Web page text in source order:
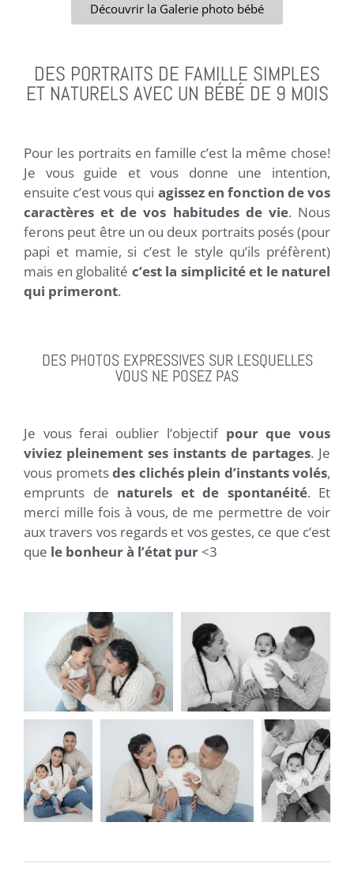
Découvrir la Galerie photo bébé
DES PORTRAITS DE FAMILLE SIMPLES
ET NATURELS AVEC UN BÉBÉ DE 9 MOIS
Pour les portraits en famille c’est la même chose!
Je vous guide et vous donne une intention,
ensuite c’est vous qui agissez en fonction de vos
caractères et de vos habitudes de vie. Nous
ferons peut être un ou deux portraits posés (pour
papi et mamie, si c’est le style qu’ils préfèrent)
mais en globalité c’est la simplicité et le naturel
qui primeront.
DES PHOTOS EXPRESSIVES SUR LESQUELLES
VOUS NE POSEZ PAS
Je vous ferai oublier l’objectif pour que vous
viviez pleinement ses instants de partages. Je
vous prometsdes clichés plein d’instants volés,
emprunts de naturels et de spontanéité. Et
merci mille fois à vous, de me permettre de voir
aux travers vos regards et vos gestes, ce que c’est
que le bonheur à l’état pur <3